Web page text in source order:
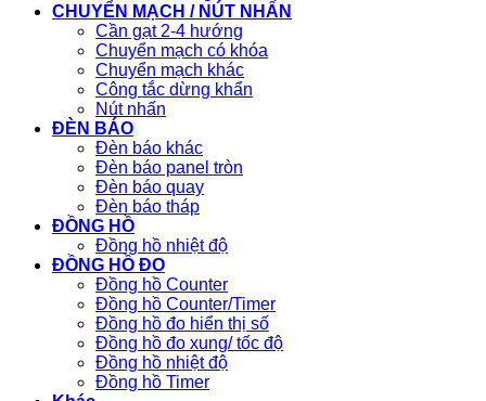
CHUYỂN MẠCH / NÚT NHẤN
Cần gạt 2-4 hướng
Chuyển mạch có khóa
Chuyển mạch khác
Công tắc dừng khẩn
Nút nhấn
ĐÈN BÁO
Đèn báo khác
Đèn báo panel tròn
Đèn báo quay
Đèn báo tháp
ĐỒNG HỒ
Đồng hồ nhiệt độ
ĐỒNG HỒ ĐO
Đồng hồ Counter
Đồng hồ Counter/Timer
Đồng hồ đo hiển thị số
Đồng hồ đo xung/ tốc độ
Đồng hồ nhiệt độ
Đồng hồ Timer